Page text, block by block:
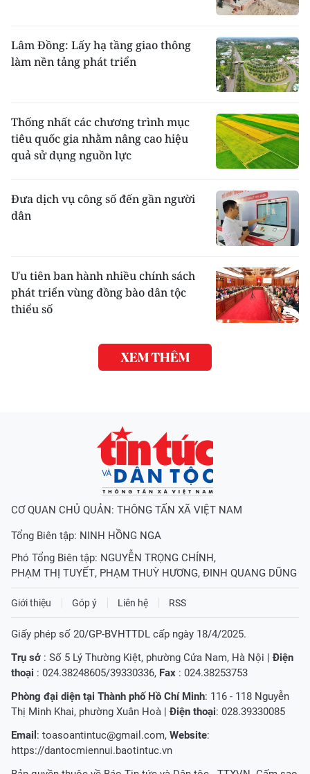
Lâm Đồng: Lấy hạ tầng giao thông
làm nền tảng phát triển
Thống nhất các chương trình mục
tiêu quốc gia nhằm nâng cao hiệu
quả sử dụng nguồn lực
Đưa dịch vụ công số đến gần người
dân
Ưu tiên ban hành nhiều chính sách
phát triển vùng đồng bào dân tộc
thiểu số
XEM THÊM
CƠ QUAN CHỦ QUẢN: THÔNG TẤN XÃ VIỆT NAM
Tổng Biên tập: NINH HỒNG NGA
Phó Tổng Biên tập: NGUYỄN TRỌNG CHÍNH ,
PHẠM THỊ TUYẾT, PHẠM THUỲ HƯƠNG, ĐINH QUANG DŨNG
Giới thiệu Góp ý Liên hệ RSS
Giấy phép số 20/GP-BVHTTDL cấp ngày 18/4/2025.
Trụ sở : Số 5 Lý Thường Kiệt, phường Cửa Nam, Hà Nội |Điện
thoại : 024.38248605/39330336, Fax : 024.38253753
Phòng đại diện tại Thành phố Hồ Chí Minh: 116 - 118 Nguyễn
Thị Minh Khai, phường Xuân Hoà |Điện thoại: 028.39330085
Email : toasoantintuc@gmail.com, Website:
https://dantocmiennui.baotintuc.vn